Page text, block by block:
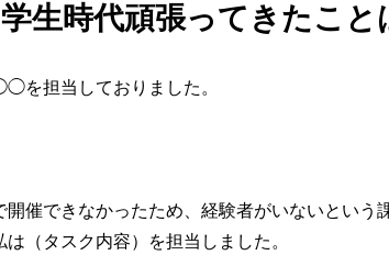
生時代頑張ってきたこと
を担当しておりました。
催できなかったため、経験者がいないとい
（タスク内容）を担当しました。